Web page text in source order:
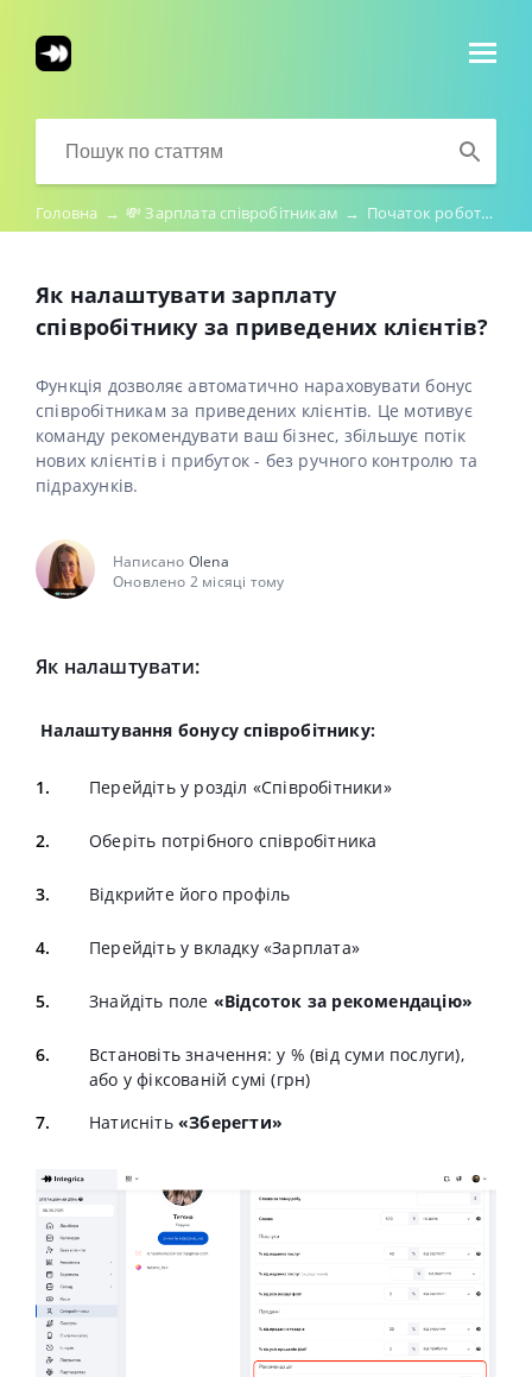
Головна → 💸 Зарплата співробітникам → Початок роботи з розділом "Зарплата"
Як налаштувати зарплату
співробітнику за приведених клієнтів?
Функція дозволяє автоматично нараховувати бонус
співробітникам за приведених клієнтів. Це мотивує
команду рекомендувати ваш бізнес, збільшує потік
нових клієнтів і прибуток - без ручного контролю та
підрахунків.
Написано Olena
Оновлено 2 місяці тому
Як налаштувати:
Налаштування бонусу співробітнику:
Перейдіть у розділ «Співробітники»
Оберіть потрібного співробітника
Відкрийте його профіль
Перейдіть у вкладку «Зарплата»
Знайдіть поле «Відсоток за рекомендацію»
Встановіть значення: у % (від суми послуги),
або у фіксованій сумі (грн)
Натисніть «Зберегти»